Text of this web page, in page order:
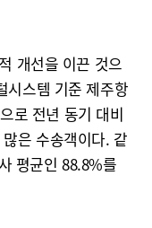
개선을 이끈 것으
시스템 기준 제주항
로 전년 동기 대비
은 수송객이다. 같
평균인 88.8%를